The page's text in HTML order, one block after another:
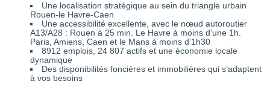
Une localisation stratégique au sein du triangle urbain
Rouen-le Havre-Caen
Une accessibilité excellente, avec le nœud autoroutier
A13/A28 : Rouen à 25 min. Le Havre à moins d’une 1h.
Paris, Amiens, Caen et le Mans à moins d’1h30
8912 emplois, 24 807 actifs et une économie locale
dynamique
Des disponibilités foncières et immobilières qui s’adaptent
à vos besoins